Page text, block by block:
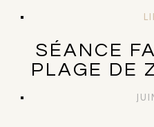
SÉANCE
PLAGE DE